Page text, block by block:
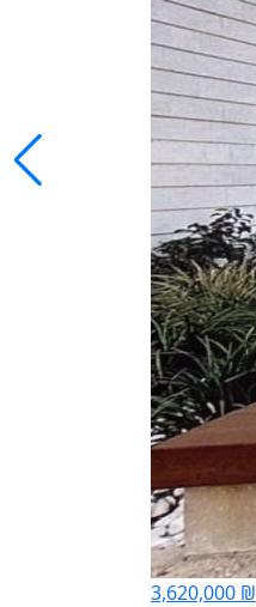
3,620,000 ₪